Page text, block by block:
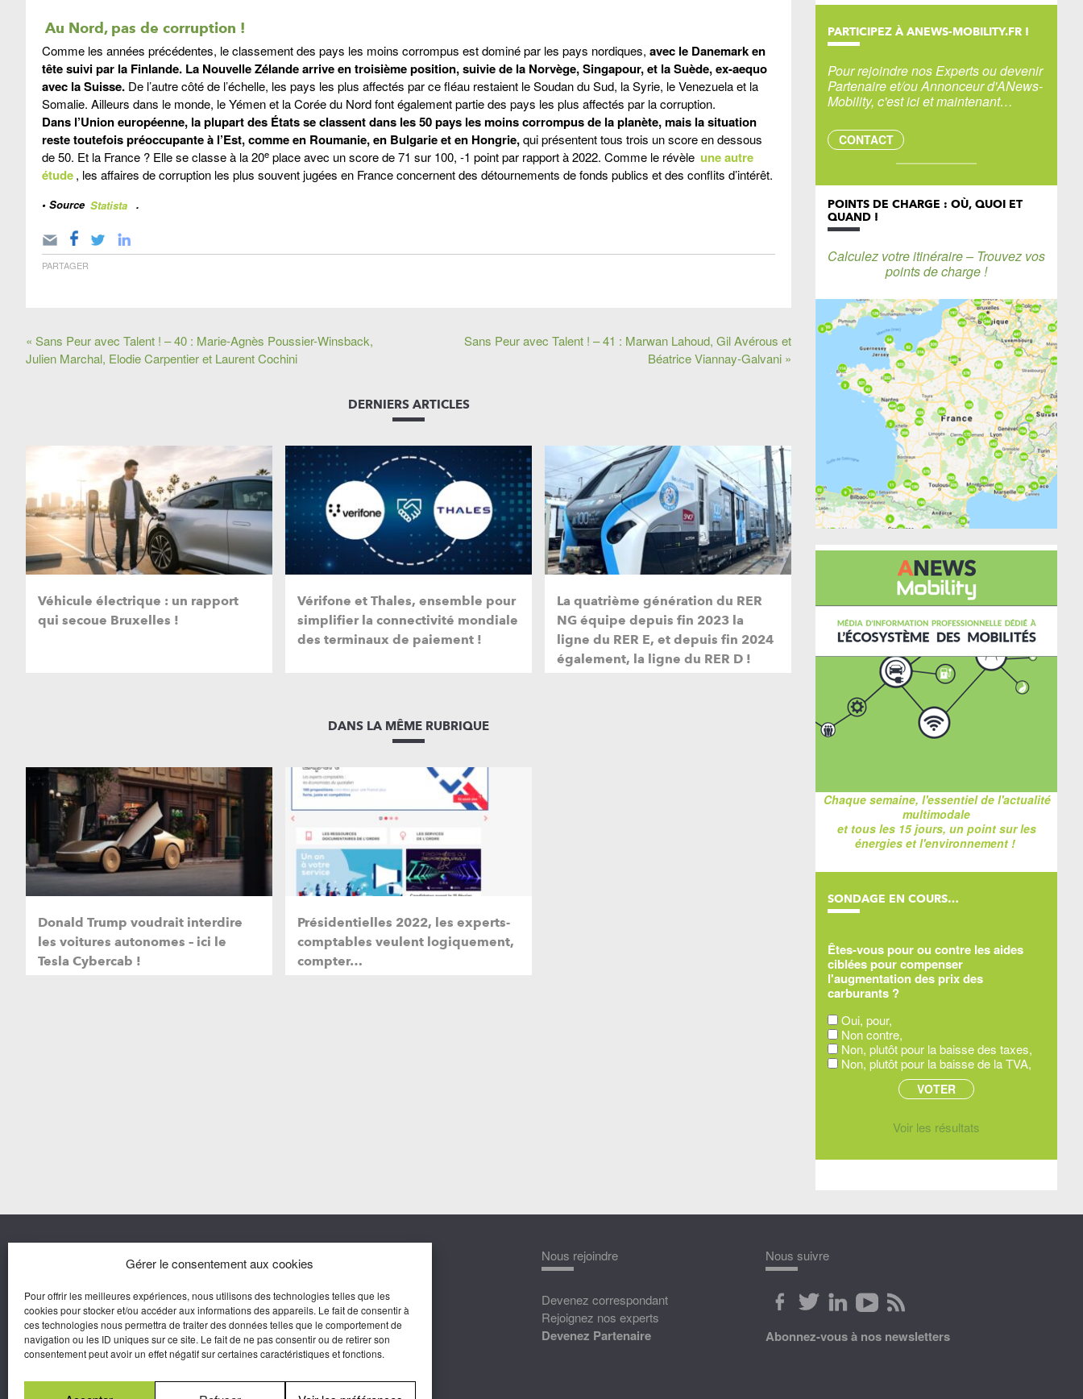
Gérer le consentement aux cookies
Pour offrir les meilleures expériences, nous utilisons des technologies telles que les
cookies pour stocker et/ou accéder aux informations des appareils. Le fait de consentir à
ces technologies nous permettra de traiter des données telles que le comportement de
navigation ou les ID uniques sur ce site. Le fait de ne pas consentir ou de retirer son
consentement peut avoir un effet négatif sur certaines caractéristiques et fonctions.
Au Nord, pas de corruption !
Comme les années précédentes, le classement des pays les moins corrompus est dominé par les pays nordiques, avec le Danemark en
tête suivi par la Finlande. La Nouvelle Zélande arrive en troisième position, suivie de la Norvège, Singapour, et la Suède, ex-aequo
avec la Suisse. De l’autre côté de l’échelle, les pays les plus affectés par ce fléau restaient le Soudan du Sud, la Syrie, le Venezuela et la
Somalie. Ailleurs dans le monde, le Yémen et la Corée du Nord font également partie des pays les plus affectés par la corruption.
Dans l’Union européenne, la plupart des États se classent dans les 50 pays les moins corrompus de la planète, mais la situation
reste toutefois préoccupante à l’Est, comme en Roumanie, en Bulgarie et en Hongrie,qui présentent tous trois un score en dessous
de 50. Et la France ? Elle se classe à la 20e place avec un score de 71 sur 100, -1 point par rapport à 2022. Comme le révèle une autre
étude, les affaires de corruption les plus souvent jugées en France concernent des détournements de fonds publics et des conflits d’intérêt.
• Source Statista .
PARTAGER
« Sans Peur avec Talent ! – 40 : Marie-Agnès Poussier-Winsback,
Julien Marchal, Elodie Carpentier et Laurent Cochini
Sans Peur avec Talent ! – 41 : Marwan Lahoud, Gil Avérous et
Béatrice Viannay-Galvani »
DERNIERS ARTICLES
Véhicule électrique : un rapport
qui secoue Bruxelles !
Vérifone et Thales, ensemble pour
simplifier la connectivité mondiale
des terminaux de paiement !
La quatrième génération du RER
NG équipe depuis fin 2023 la
ligne du RER E, et depuis fin 2024
également, la ligne du RER D !
DANS LA MÊME RUBRIQUE
Donald Trump voudrait interdire
les voitures autonomes – ici le
Tesla Cybercab !
Présidentielles 2022, les experts-
comptables veulent logiquement,
compter…
PARTICIPEZ À ANEWS-MOBILITY.FR !
Pour rejoindre nos Experts ou devenir
Partenaire et/ou Annonceur d'ANews-
Mobility, c'est ici et maintenant…
CONTACT
POINTS DE CHARGE : OÙ, QUOI ET
QUAND !
Calculez votre itinéraire – Trouvez vos
points de charge !
Chaque semaine, l'essentiel de l'actualité
multimodale
et tous les 15 jours, un point sur les
énergies et l'environnement !
SONDAGE EN COURS…
Êtes-vous pour ou contre les aides
ciblées pour compenser
l'augmentation des prix des
carburants ?
Oui, pour,
Non contre,
Non, plutôt pour la baisse des taxes,
Non, plutôt pour la baisse de la TVA,
Voir les résultats
Une marque d’Agora Médias,
Éditeur de presse.
Agora Médias
Yves Guittat
Nous rejoindre
Devenez correspondant
Rejoignez nos experts
Devenez Partenaire
Nous suivre
Abonnez-vous à nos newsletters